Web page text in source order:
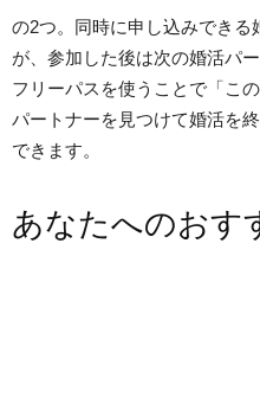
の2つ。同時に申し込みできる
が、参加した後は次の婚活パ
フリーパスを使うことで「こ
パートナーを見つけて婚活を
できます。
あなたへのおす